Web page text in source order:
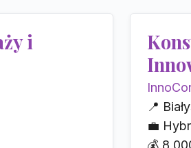
i
📍
💼
💰 8